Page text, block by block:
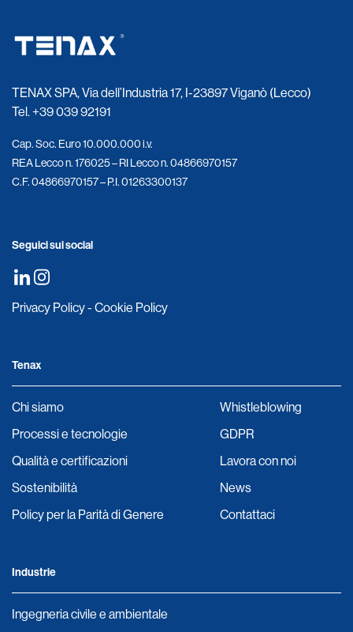
TENAX SPA, Via dell’Industria 17, I-23897 Viganò (Lecco)
Tel.+39 039 92191
Cap. Soc. Euro 10.000.000 i.v.
REA Lecco n. 176025 – RI Lecco n. 04866970157
C.F. 04866970157 – P.I. 01263300137
Seguici sui social
Privacy Policy- Cookie Policy
Tenax
Chi siamo
Processi e tecnologie
Qualità e certificazioni
Sostenibilità
Policy per la Parità di Genere
Whistleblowing
GDPR
Lavora con noi
News
Contattaci
Industrie
Ingegneria civile e ambientale